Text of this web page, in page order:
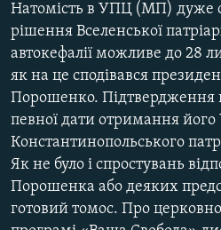
ДОЛУЧАЙСЯ!
Усі сайти RFE/RL
Натомість в УПЦ (МП) дуже
рішення Вселенської
автокефалії можливе до 28
як на це сподівався
Порошенко. Підтвердження
певної дати отримання його
Константинопольського
Як не було і спростувань
Порошенка або деяких
готовий томос. Про